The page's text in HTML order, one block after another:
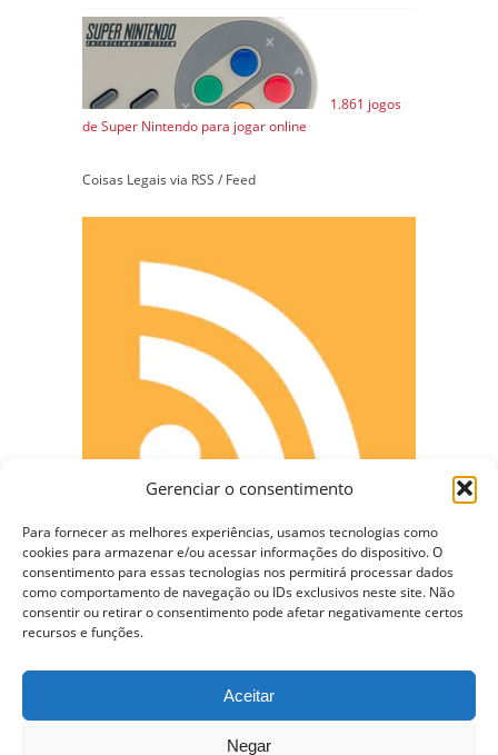
Gerenciar o consentimento
Para fornecer as melhores experiências, usamos tecnologias como
cookies para armazenar e/ou acessar informações do dispositivo. O
consentimento para essas tecnologias nos permitirá processar dados
como comportamento de navegação ou IDs exclusivos neste site. Não
consentir ou retirar o consentimento pode afetar negativamente certos
recursos e funções.
Aceitar
Negar
1.861 jogos
de Super Nintendo para jogar online
Coisas Legais via RSS / Feed
CONECTE-SE
Copyright © 2009 - 2023 Somente Coisas Legais.